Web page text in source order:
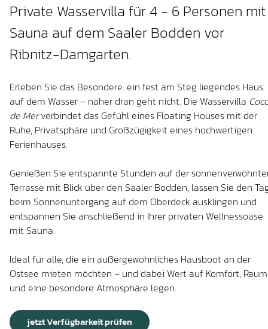
Private Wasservilla für 4 - 6 Personen mit
Sauna auf dem Saaler Bodden vor
Ribnitz-Damgarten.
Erleben Sie das Besondere: ein fest am Steg liegendes Haus
auf dem Wasser – näher dran geht nicht. Die Wasservilla
de Merverbindet das Gefühl eines Floating Houses mit der
Ruhe, Privatsphäre und Großzügigkeit eines hochwertigen
Ferienhauses.
Genießen Sie entspannte Stunden auf der
Terrasse mit Blick über den Saaler Bodden, lassen Sie den
beim Sonnenuntergang auf dem Oberdeck ausklingen und
entspannen Sie anschließend in Ihrer privaten Wellnessoase
mit Sauna.
Ideal für alle, die ein außergewöhnliches Hausboot an der
Ostsee mieten möchten – und dabei Wert auf Komfort, Raum
und eine besondere Atmosphäre legen.
jetzt Verfügbarkeit prüfen